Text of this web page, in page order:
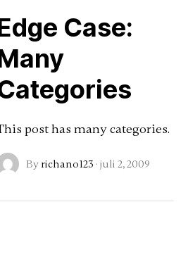
Case:
post has many categories.
By richano123 · juli 2, 2009